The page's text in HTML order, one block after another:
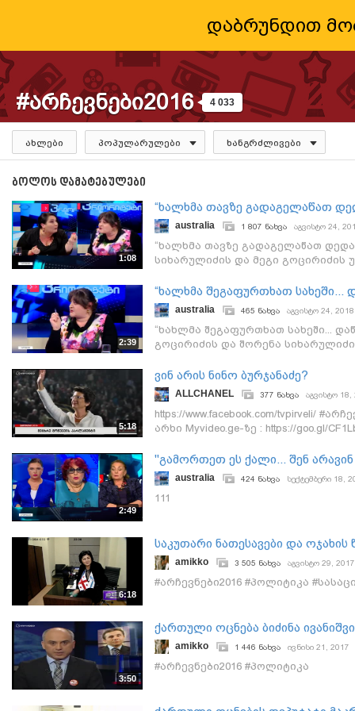
დაბრუნდით
#არჩევნები2016 4 033
ახლები პოპულარულები ხანგრძლივები
ბოლოს დამატებულები
1:08
“ხალხმა თავზე გადაგელაწათ
australia 1 807 ნახვა აგვისტო 24,
“ხალხმა თავზე გადაგელაწათ
სიხარულიძის და მეგი გოცირიძის
2:39
“ხალხმა შეგაფურთხათ
australia 465 ნახვა აგვისტო 24, 2018
“ხახლმა შეგაფურთხათ სახეში...
გოცირიძის და შორენა
5:18
ვინ არის ნინო ბურჯანაძე?
ALLCHANEL 377 ნახვა აგვისტო 18,
https://www.facebook.com/tvpirveli/
არხი Myvideo.ge-ზე : https://goo.gl/
2:49
"გამორთეთ ეს ქალი... შენ
australia 424 ნახვა სექტემბერი 18,
111
6:18
საკუთარი ნათესავები და ოჯახის
amikko 3 505 ნახვა აგვისტო 29, 2017
#არჩევნები2016 #პოლიტიკა
3:50
ქართული ოცნება ბიძინა
amikko 1 446 ნახვა ივნისი 21, 2017
#არჩევნები2016 #პოლიტიკა